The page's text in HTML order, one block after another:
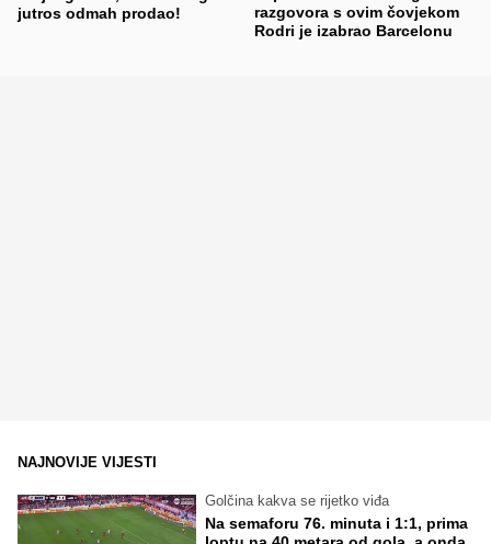
jutros odmah prodao!
razgovora s ovim čovjekom
Rodri je izabrao Barcelonu
NAJNOVIJE VIJESTI
Golčina kakva se rijetko viđa
Na semaforu 76. minuta i 1:1, prima